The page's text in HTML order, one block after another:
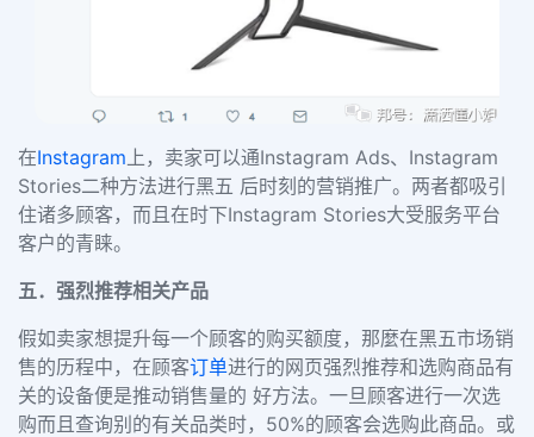
在Instagram 上，卖家可以通Instagram Ads、 Instagram
Stories二种方法进行黑五 后时刻的营销推广。两者都吸引
住诸多顾客，而且在时下Instagram Stories大受服务平台
客户的青睐。
五．强烈推荐相关产品
假如卖家想提升每一个顾客的购买额度，那麼在黑五市场销
售的历程中，在顾客订单进行的网页强烈推荐和选购商品有
关的设备便是推动销售量的 好方法。一旦顾客进行一次选
购而且查询别的有关品类时， 50%的顾客会选购此商品。或